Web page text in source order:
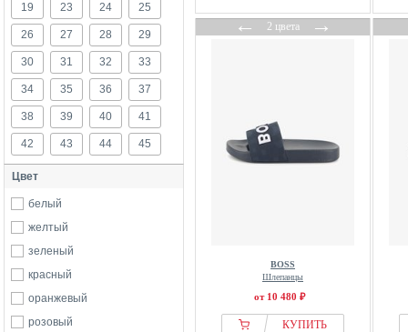
Quiksilver
19 23 24 25
26 27 28 29
30 31 32 33
34 35 36 37
38 39 40 41
42 43 44 45
Цвет
белый
желтый
зеленый
красный
оранжевый
розовый
←2 цвета→
BOSS
Шлепанцы
от 10 480 ₽
КУПИТЬ